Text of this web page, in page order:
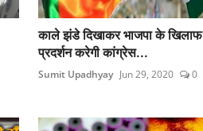
काले झंडे दिखाकर भाजपा के खिलाफ
प्रदर्शन करेगी कांग्रेस...
Sumit Upadhyay Jun 29, 2020 0